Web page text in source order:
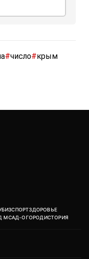
#число#крым
СПОРТЗДОРОВЬЕ
МСАД-ОГОРОДИСТОРИЯ